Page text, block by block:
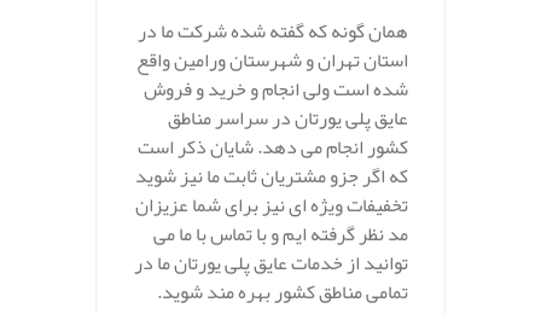
همان گونه که گفته شده شرکت ما در
استان تهران و شهرستان ورامین واقع
شده است ولی انجام و خرید و فروش
عایق پلی یورتان در سراسر مناطق
کشور انجام می دهد. شایان ذکر است
که اگر جزو مشتریان ثابت ما نیز شوید
تخفیفات ویژه ای نیز برای شما عزیزان
مد نظر گرفته ایم و با تماس با ما می
توانید از خدمات عایق پلی یورتان ما در
تمامی مناطق کشور بهره مند شوید.